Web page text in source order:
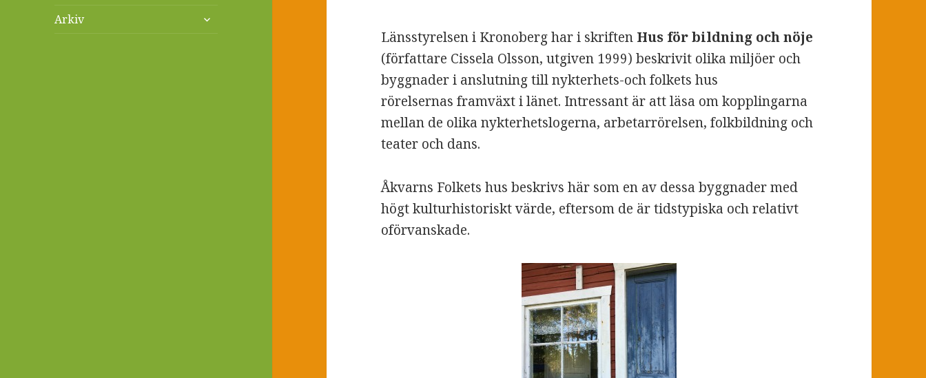
Arkiv
expandera
Länsstyrelsen i Kronoberg har i skriften Hus för bildning och nöje
(författare Cissela Olsson, utgiven 1999) beskrivit olika miljöer och
byggnader i anslutning till nykterhets-och folkets hus
rörelsernas framväxt i länet. Intressant är att läsa om kopplingarna
mellan de olika nykterhetslogerna, arbetarrörelsen, folkbildning och
teater och dans.
Åkvarns Folkets hus beskrivs här som en av dessa byggnader med
högt kulturhistoriskt värde, eftersom de är tidstypiska och relativt
oförvanskade.